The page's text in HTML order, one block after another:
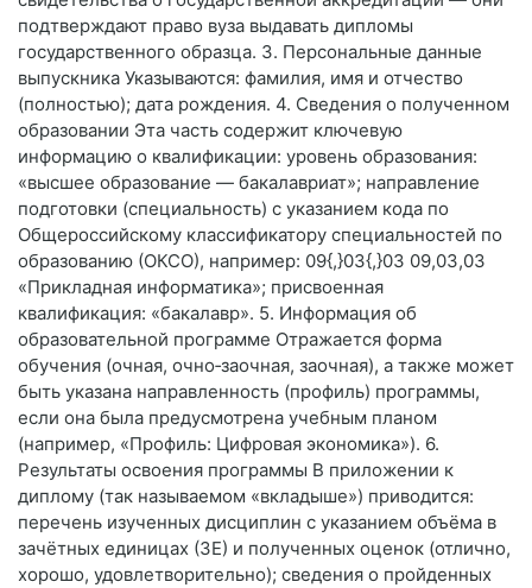
подтверждают право вуза выдавать дипломы
государственного образца. 3. Персональные данные
выпускника Указываются: фамилия, имя и отчество
(полностью); дата рождения. 4. Сведения о полученном
образовании Эта часть содержит ключевую
информацию о квалификации: уровень образования:
«высшее образование — бакалавриат»; направление
подготовки (специальность) с указанием кода по
Общероссийскому классификатору специальностей по
образованию (ОКСО), например: 09{,}03{,}03 09,03,03
«Прикладная информатика»; присвоенная
квалификация: «бакалавр». 5. Информация об
образовательной программе Отражается форма
обучения (очная, очно‑заочная, заочная), а также может
быть указана направленность (профиль) программы,
если она была предусмотрена учебным планом
(например, «Профиль: Цифровая экономика»). 6.
Результаты освоения программы В приложении к
диплому (так называемом «вкладыше») приводится:
перечень изученных дисциплин с указанием объёма в
зачётных единицах (ЗЕ) и полученных оценок (отлично,
хорошо, удовлетворительно); сведения о пройденных